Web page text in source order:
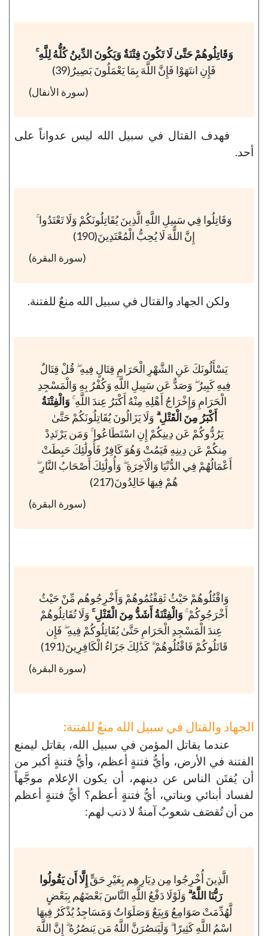
وَقَاتِلُوهُمْ حَتَّىٰ لَا تَكُونَ فِتْنَةٌ وَيَكُونَ الدِّينُ كُلُّهُ لِلَّهِ ۚ
فَإِنِ انتَهَوْا فَإِنَّ اللَّهَ بِمَا يَعْمَلُونَ بَصِيرٌ(39)
(سورة الأنفال)
فهدف القتال في سبيل الله ليس عدواناً على
أحد.
وَقَاتِلُوا فِي سَبِيلِ اللَّهِ الَّذِينَ يُقَاتِلُونَكُمْ وَلَا تَعْتَدُوا ۚ
إِنَّ اللَّهَ لَا يُحِبُّ الْمُعْتَدِينَ(190)
(سورة البقرة)
ولكن الجهاد والقتال في سبيل الله منعٌ للفتنة.
يَسْأَلُونَكَ عَنِ الشَّهْرِ الْحَرَامِ قِتَالٍ فِيهِ ۖ قُلْ قِتَالٌ
فِيهِ كَبِيرٌ ۖ وَصَدٌّ عَن سَبِيلِ اللَّهِ وَكُفْرٌ بِهِ وَالْمَسْجِدِ
الْحَرَامِ وَإِخْرَاجُ أَهْلِهِ مِنْهُ أَكْبَرُ عِندَ اللَّهِ ۚ وَالْفِتْنَةُ
أَكْبَرُ مِنَ الْقَتْلِ ۗ وَلَا يَزَالُونَ يُقَاتِلُونَكُمْ حَتَّىٰ
يَرُدُّوكُمْ عَن دِينِكُمْ إِنِ اسْتَطَاعُوا ۚ وَمَن يَرْتَدِدْ
مِنكُمْ عَن دِينِهِ فَيَمُتْ وَهُوَ كَافِرٌ فَأُولَٰئِكَ حَبِطَتْ
أَعْمَالُهُمْ فِي الدُّنْيَا وَالْآخِرَةِ ۖ وَأُولَٰئِكَ أَصْحَابُ النَّارِ ۖ
هُمْ فِيهَا خَالِدُونَ(217)
(سورة البقرة)
وَاقْتُلُوهُمْ حَيْثُ ثَقِفْتُمُوهُمْ وَأَخْرِجُوهُم مِّنْ حَيْثُ
أَخْرَجُوكُمْ ۚ وَالْفِتْنَةُ أَشَدُّ مِنَ الْقَتْلِ ۚ وَلَا تُقَاتِلُوهُمْ
عِندَ الْمَسْجِدِ الْحَرَامِ حَتَّىٰ يُقَاتِلُوكُمْ فِيهِ ۖ فَإِن
قَاتَلُوكُمْ فَاقْتُلُوهُمْ ۗ كَذَٰلِكَ جَزَاءُ الْكَافِرِينَ(191)
(سورة البقرة)
الجهاد والقتال في سبيل الله منعٌ للفتنة:
عندما يقاتل المؤمن في سبيل الله، يقاتل ليمنع
الفتنة في الأرض، وأيُّ فتنةٍ أعظم، وأيُّ فتنةٍ أكبر من
أن يُفتَن الناس عن دينهم، أن يكون الإعلام موجَّهاً
لفساد أبنائي وبناتي، أيُّ فتنةٍ أعظم؟ أيُّ فتنةٍ أعظم
من أن تُقصَف شعوبٌ آمنةٌ لا ذنب لهم:
الَّذِينَ أُخْرِجُوا مِن دِيَارِهِم بِغَيْرِ حَقٍّ إِلَّا أَن يَقُولُوا
رَبُّنَا اللَّهُ ۗ وَلَوْلَا دَفْعُ اللَّهِ النَّاسَ بَعْضَهُم بِبَعْضٍ
لَّهُدِّمَتْ صَوَامِعُ وَبِيَعٌ وَصَلَوَاتٌ وَمَسَاجِدُ يُذْكَرُ فِيهَا
اسْمُ اللَّهِ كَثِيرًا ۗ وَلَيَنصُرَنَّ اللَّهُ مَن يَنصُرُهُ ۗ إِنَّ اللَّهَ